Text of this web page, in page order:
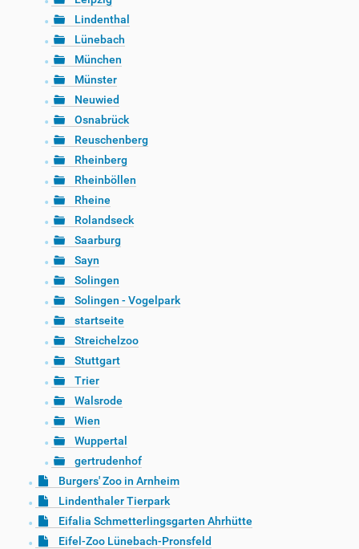
Lindenthal
Lünebach
München
Münster
Neuwied
Osnabrück
Reuschenberg
Rheinberg
Rheinböllen
Rheine
Rolandseck
Saarburg
Sayn
Solingen
Solingen - Vogelpark
startseite
Streichelzoo
Stuttgart
Trier
Walsrode
Wien
Wuppertal
gertrudenhof
Burgers' Zoo in Arnheim
Lindenthaler Tierpark
Eifalia Schmetterlingsgarten Ahrhütte
Eifel-Zoo Lünebach-Pronsfeld